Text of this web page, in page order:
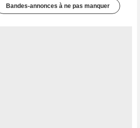
Bandes-annonces à ne pas manquer